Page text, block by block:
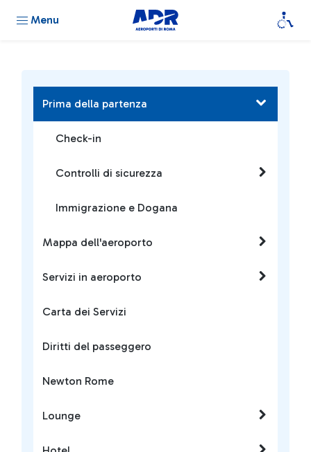
Menu
Prima della partenza
Check-in
Controlli di sicurezza
Immigrazione e Dogana
Mappa dell'aeroporto
Servizi in aeroporto
Carta dei Servizi
Diritti del passeggero
Newton Rome
Lounge